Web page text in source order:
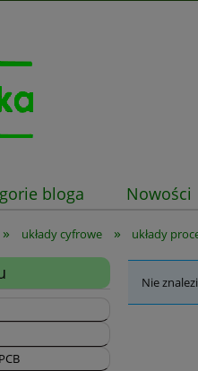
bloga Nowości
» układy cyfrowe » układy
Nie